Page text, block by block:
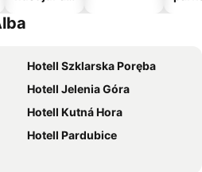
Hotell Szklarska Poręba
Hotell Jelenia Góra
Hotell Kutná Hora
Hotell Pardubice